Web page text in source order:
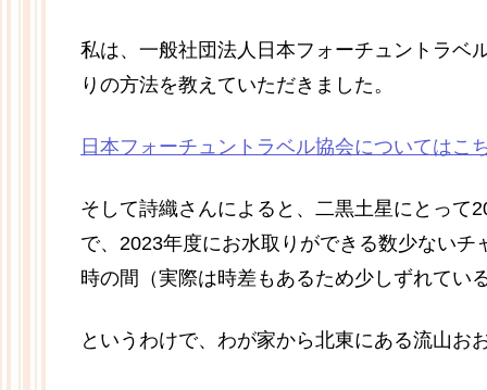
私は、一般社団法人日本フォーチュントラベ
りの方法を教えていただきました。
日本フォーチュントラベル協会についてはこ
そして詩織さんによると、二黒土星にとって
で、2023年度にお水取りができる数少ない
時の間（実際は時差もあるため少しずれてい
というわけで、わが家から北東にある流山お